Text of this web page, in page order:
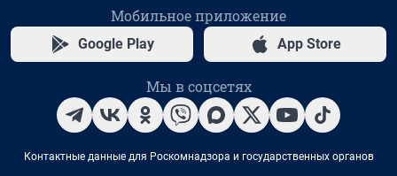
Мобильное приложение
Google Play App Store
Мы в соцсетях
Контактные данные для Роскомнадзора и государственных органов